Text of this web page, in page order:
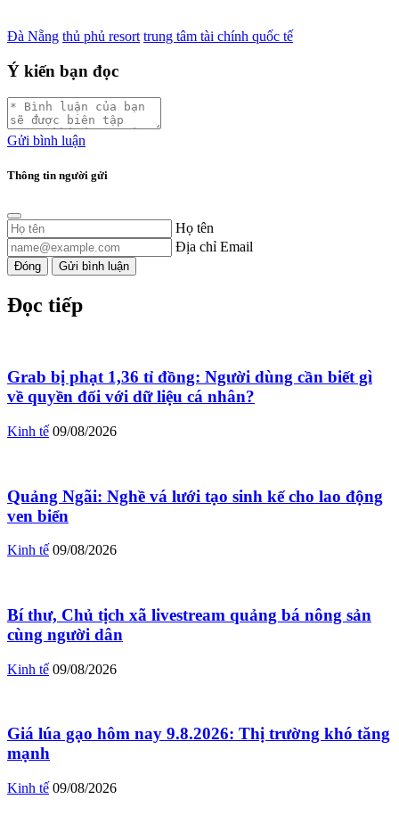
Đà Nẵng thủ phủ resort trung tâm tài chính quốc tế
Ý kiến bạn đọc
Gửi bình luận
Thông tin người gửi
Họ tên
Địa chỉ Email
Đóng Gửi bình luận
Đọc tiếp
Grab bị phạt 1,36 tỉ đồng: Người dùng cần biết gì
về quyền đối với dữ liệu cá nhân?
Kinh tế 09/08/2026
Quảng Ngãi: Nghề vá lưới tạo sinh kế cho lao động
ven biển
Kinh tế 09/08/2026
Bí thư, Chủ tịch xã livestream quảng bá nông sản
cùng người dân
Kinh tế 09/08/2026
Giá lúa gạo hôm nay 9.8.2026: Thị trường khó tăng
mạnh
Kinh tế 09/08/2026